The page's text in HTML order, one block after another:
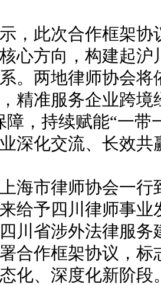
此次合作框架协
心方向，构建起
。两地律师协会
精准服务企业跨境
障，持续赋能“一带
深化交流、长效共
市律师协会一行
给予四川律师事
川省涉外法律服
合作框架协议，
化、深度化新阶